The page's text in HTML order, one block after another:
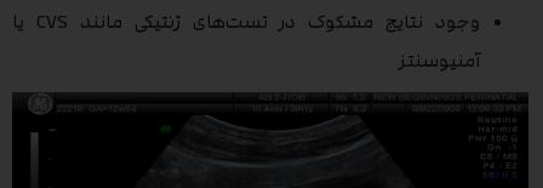
وجود نتایج مشکوک در تست‌های ژنتیکی مانند CVS یا
آمنیوسنتز